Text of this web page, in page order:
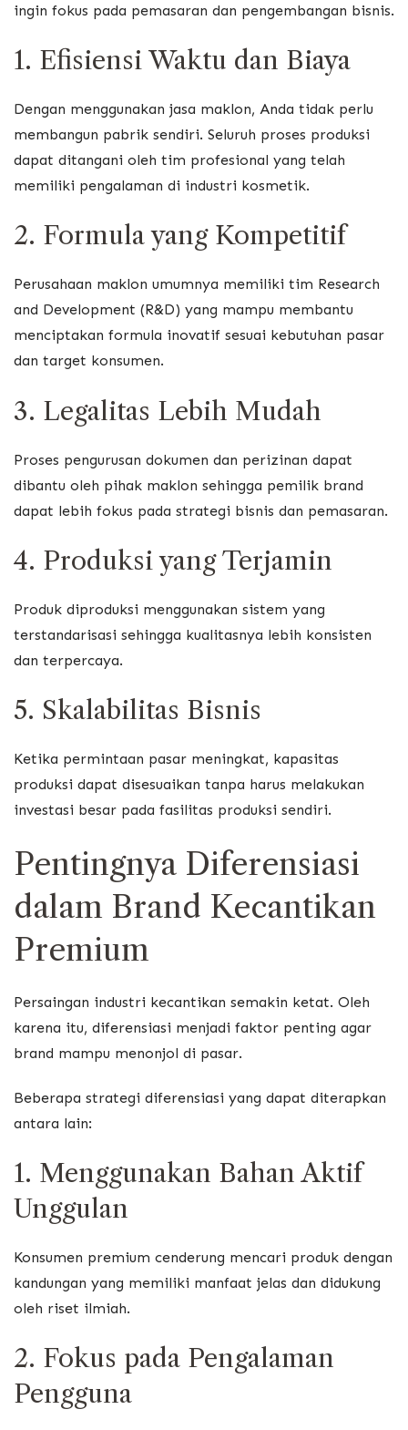
ingin fokus pada pemasaran dan pengembangan bisnis.
1. Efisiensi Waktu dan Biaya
Dengan menggunakan jasa maklon, Anda tidak perlu
membangun pabrik sendiri. Seluruh proses produksi
dapat ditangani oleh tim profesional yang telah
memiliki pengalaman di industri kosmetik.
2. Formula yang Kompetitif
Perusahaan maklon umumnya memiliki tim Research
and Development (R&D) yang mampu membantu
menciptakan formula inovatif sesuai kebutuhan pasar
dan target konsumen.
3. Legalitas Lebih Mudah
Proses pengurusan dokumen dan perizinan dapat
dibantu oleh pihak maklon sehingga pemilik brand
dapat lebih fokus pada strategi bisnis dan pemasaran.
4. Produksi yang Terjamin
Produk diproduksi menggunakan sistem yang
terstandarisasi sehingga kualitasnya lebih konsisten
dan terpercaya.
5. Skalabilitas Bisnis
Ketika permintaan pasar meningkat, kapasitas
produksi dapat disesuaikan tanpa harus melakukan
investasi besar pada fasilitas produksi sendiri.
Pentingnya Diferensiasi
dalam Brand Kecantikan
Premium
Persaingan industri kecantikan semakin ketat. Oleh
karena itu, diferensiasi menjadi faktor penting agar
brand mampu menonjol di pasar.
Beberapa strategi diferensiasi yang dapat diterapkan
antara lain:
1. Menggunakan Bahan Aktif
Unggulan
Konsumen premium cenderung mencari produk dengan
kandungan yang memiliki manfaat jelas dan didukung
oleh riset ilmiah.
2. Fokus pada Pengalaman
Pengguna